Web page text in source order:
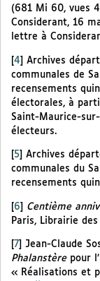
(681 Mi 60, vues
Considerant, 16
lettre à
[4] Archives
communales de
recensements
électorales, à
Saint-Maurice-
électeurs.
5
Archives
communales du
recensements
[6] Centième
Paris, Librairie des
7 Jean-Claude
Phalanstèrepour
« Réalisations et